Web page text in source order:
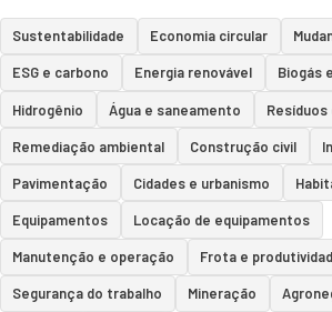
Sustentabilidade Economia circular
ESG e carbono Energia renovável Biogás
Hidrogênio Água e saneamento
Remediação ambiental Construção civil
Pavimentação Cidades e urbanismo
Equipamentos Locação de equipamentos
Manutenção e operação Frota e
Segurança do trabalho Mineração